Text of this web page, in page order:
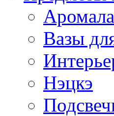
Вазы
Нэцкэ